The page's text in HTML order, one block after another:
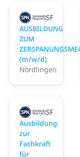
SPN
AUSBILDUNG
ZUM
(m/w/d)
Nördlingen
SPN
Ausbildung
zur
Fachkraft
für